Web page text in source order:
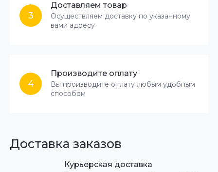
3
Доставляем товар
Осуществляем доставку по указанному
вами адресу
4
Производите оплату
Вы производите оплату любым удобным
способом
Доставка заказов
Курьерская доставка